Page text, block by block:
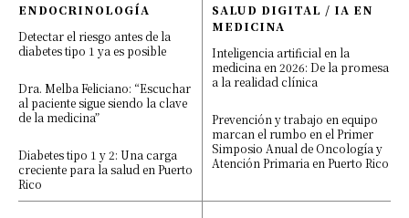
ENDOCRINOLOGÍA
Detectar el riesgo antes de la
diabetes tipo 1 ya es posible
Dra. Melba Feliciano: “Escuchar
al paciente sigue siendo la clave
de la medicina”
Diabetes tipo 1 y 2: Una carga
creciente para la salud en Puerto
Rico
SALUD DIGITAL / IA EN
MEDICINA
Inteligencia artificial en la
medicina en 2026: De la promesa
a la realidad clínica
Prevención y trabajo en equipo
marcan el rumbo en el Primer
Simposio Anual de Oncología y
Atención Primaria en Puerto Rico